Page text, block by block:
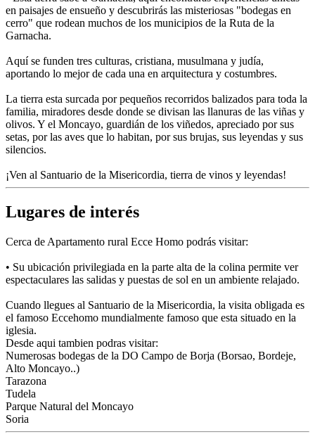
en paisajes de ensueño y descubrirás las misteriosas "bodegas en
cerro" que rodean muchos de los municipios de la Ruta de la
Garnacha.
Aquí se funden tres culturas, cristiana, musulmana y judía,
aportando lo mejor de cada una en arquitectura y costumbres.
La tierra esta surcada por pequeños recorridos balizados para toda la
familia, miradores desde donde se divisan las llanuras de las viñas y
olivos. Y el Moncayo, guardián de los viñedos, apreciado por sus
setas, por las aves que lo habitan, por sus brujas, sus leyendas y sus
silencios.
¡Ven al Santuario de la Misericordia, tierra de vinos y leyendas!
Lugares de interés
Cerca de Apartamento rural Ecce Homo podrás visitar:
• Su ubicación privilegiada en la parte alta de la colina permite ver
espectaculares las salidas y puestas de sol en un ambiente relajado.
Cuando llegues al Santuario de la Misericordia, la visita obligada es
el famoso Eccehomo mundialmente famoso que esta situado en la
iglesia.
Desde aqui tambien podras visitar:
Numerosas bodegas de la DO Campo de Borja (Borsao, Bordeje,
Alto Moncayo..)
Tarazona
Tudela
Parque Natural del Moncayo
Soria